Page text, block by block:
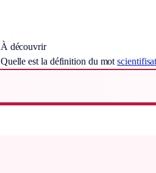
À découvrir
Quelle est la définition du mot